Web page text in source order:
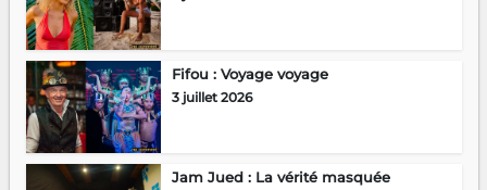
Fifou : Voyage voyage
3 juillet 2026
Jam Jued : La vérité masquée